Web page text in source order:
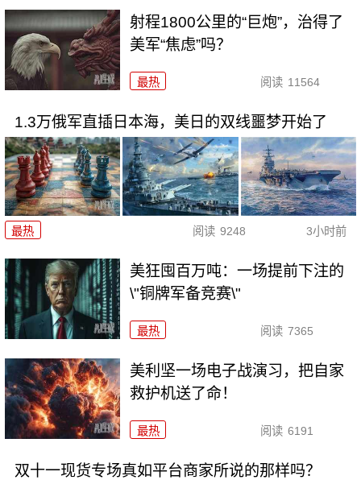
射程1800公里的“巨炮”，治得了
美军“焦虑”吗？
最热 阅读 11564
1.3万俄军直插日本海，美日的双线噩梦开始了
最热 阅读 9248 3小时前
美狂囤百万吨：一场提前下注的
\"铜牌军备竞赛\"
最热 阅读 7365
美利坚一场电子战演习，把自家
救护机送了命！
最热 阅读 6191
双十一现货专场真如平台商家所说的那样吗？